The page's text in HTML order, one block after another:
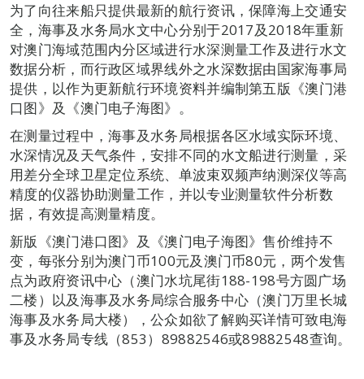
为了向往来船只提供最新的航行资讯，保障海上交通安
全，海事及水务局水文中心分别于2017及2018年重新
对澳门海域范围内分区域进行水深测量工作及进行水文
数据分析，而行政区域界线外之水深数据由国家海事局
提供，以作为更新航行环境资料并编制第五版《澳门港
口图》及《澳门电子海图》。
在测量过程中，海事及水务局根据各区水域实际环境、
水深情况及天气条件，安排不同的水文船进行测量，采
用差分全球卫星定位系统、单波束双频声纳测深仪等高
精度的仪器协助测量工作，并以专业测量软件分析数
据，有效提高测量精度。
新版《澳门港口图》及《澳门电子海图》售价维持不
变，每张分别为澳门币100元及澳门币80元，两个发售
点为政府资讯中心（澳门水坑尾街188-198号方圆广场
二楼）以及海事及水务局综合服务中心（澳门万里长城
海事及水务局大楼），公众如欲了解购买详情可致电海
事及水务局专线（853）89882546或89882548查询。